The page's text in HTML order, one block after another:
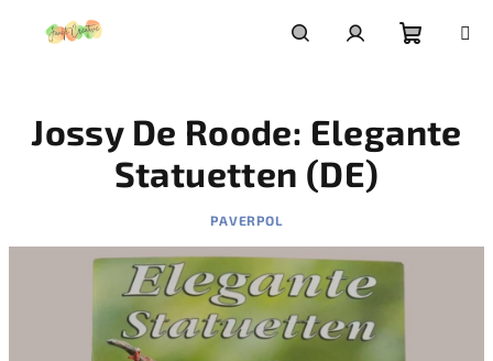
košík
Jossy De Roode: Elegante
Statuetten (DE)
PAVERPOL